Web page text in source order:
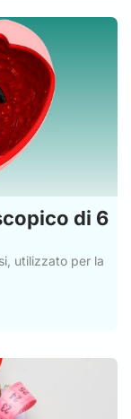
di 6
utilizzato per la